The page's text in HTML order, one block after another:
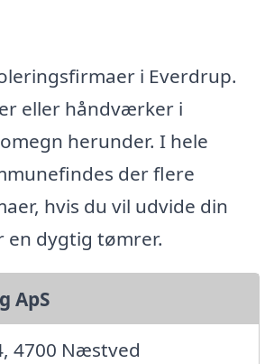
i Everdrup.
eller håndværker i
herunder. I hele
der flere
hvis du vil udvide din
en dygtig tømrer.
ApS
4700 Næstved